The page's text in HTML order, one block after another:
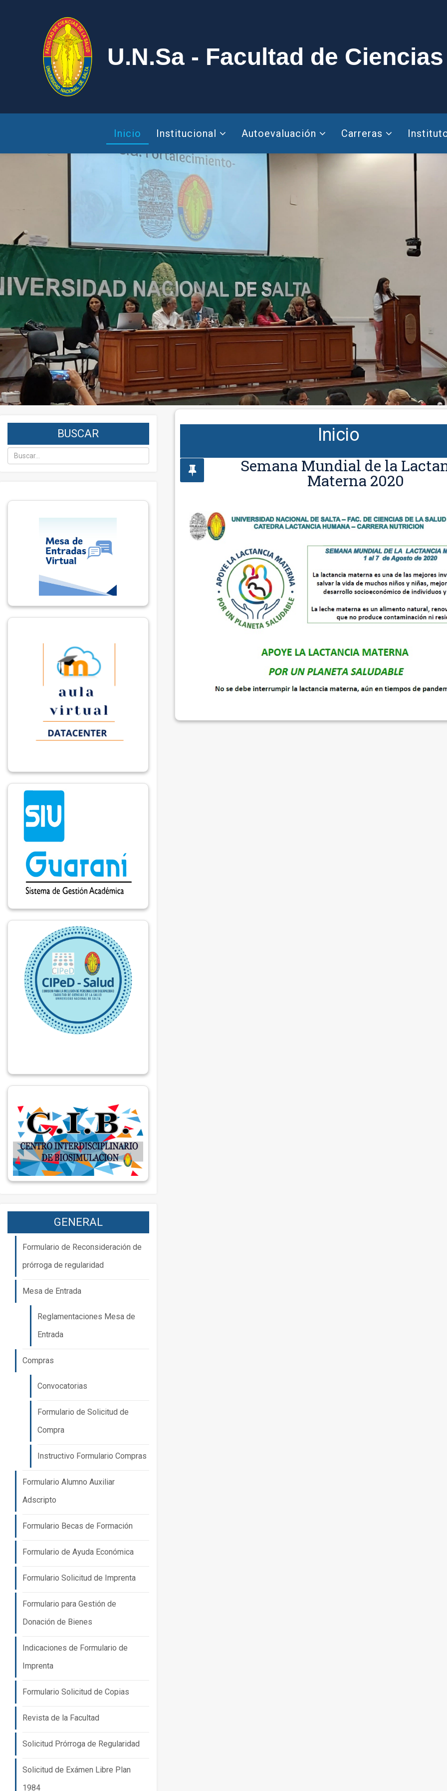
U.N.Sa - Facultad de
Inicio Institucional Autoevaluación Carreras
BUSCAR
GENERAL
Formulario de Reconsideración de
prórroga de regularidad
Mesa de Entrada
Reglamentaciones Mesa de
Entrada
Compras
Convocatorias
Formulario de Solicitud de
Compra
Instructivo Formulario Compras
Formulario Alumno Auxiliar
Adscripto
Formulario Becas de Formación
Formulario de Ayuda Económica
Formulario Solicitud de Imprenta
Formulario para Gestión de
Donación de Bienes
Indicaciones de Formulario de
Imprenta
Formulario Solicitud de Copias
Revista de la Facultad
Solicitud Prórroga de Regularidad
Solicitud de Exámen Libre Plan
1984
Inicio
Semana Mundial de la
Materna 2020